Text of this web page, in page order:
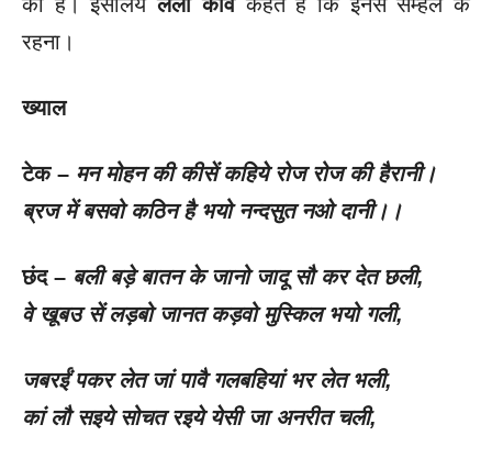
रहना।
ख्याल
टेक – मन मोहन की कीसें कहिये रोज रोज की हैरानी।
ब्रज में बसवो कठिन है भयो नन्दसुत नओ दानी।।
छंद – बली बड़े बातन के जानो जादू सौ कर देत छली,
वे खूबउ सें लड़बो जानत कड़वो मुस्किल भयो गली,
जबरईं पकर लेत जां पावै गलबहियां भर लेत भली,
कां लौ सइये सोचत रइये येसी जा अनरीत चली,